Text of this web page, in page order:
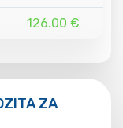
126.00 €
ZA